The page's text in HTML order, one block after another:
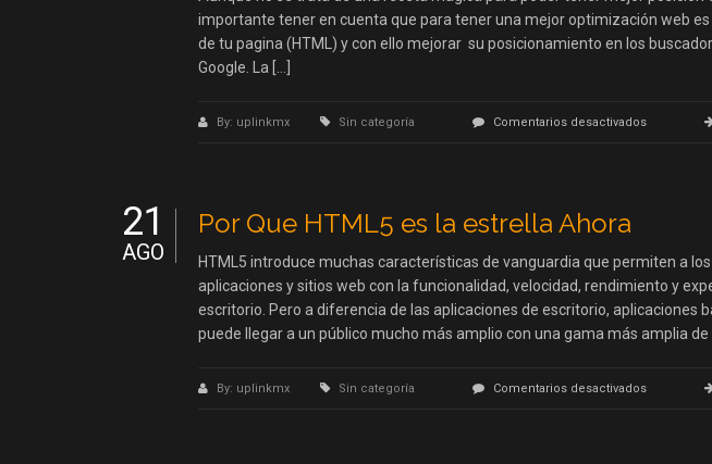
importante tener en cuenta que para tener una mejor optimización web
de tu pagina (HTML) y con ello mejorar su posicionamiento en los
Google. La […]
By: uplinkmx Sin categoría Comentarios desactivadosen
posicion
en
los
Por Que HTML5 es la estrella Ahora
21
AGO
HTML5 introduce muchas características de vanguardia que permiten a
aplicaciones y sitios web con la funcionalidad, velocidad, rendimiento y
escritorio. Pero a diferencia de las aplicaciones de escritorio, aplicaciones
puede llegar a un público mucho más amplio con una gama más amplia de
By: uplinkmx Sin categoría Comentarios desactivadosen